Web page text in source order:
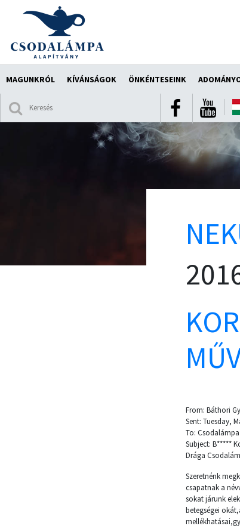
MAGUNKRÓL KÍVÁNSÁGOK ÖNKÉNTESEINK
From: Báthori
Sent: Tuesday,
To:
Subject: B*****
Drága
Szeretnénk
csapatnak a
sokat járunk
betegségei